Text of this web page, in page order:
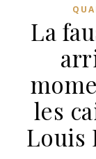
La
les
Louis